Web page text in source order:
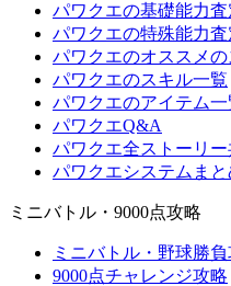
パワクエの基礎能力査
パワクエの特殊能力査
パワクエのオススメ
パワクエのスキル一覧
パワクエのアイテム一
パワクエQ&A
パワクエ全ストーリー
パワクエシステムまと
ミニバトル・9000点攻略
ミニバトル・野球勝
9000点チャレンジ攻略